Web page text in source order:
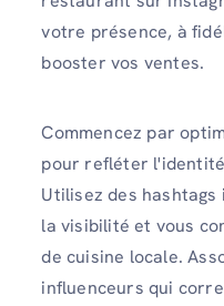
votre présence, à
booster vos ventes.
Commencez par
pour refléter
Utilisez des
la visibilité et vous
de cuisine locale.
influenceurs qui